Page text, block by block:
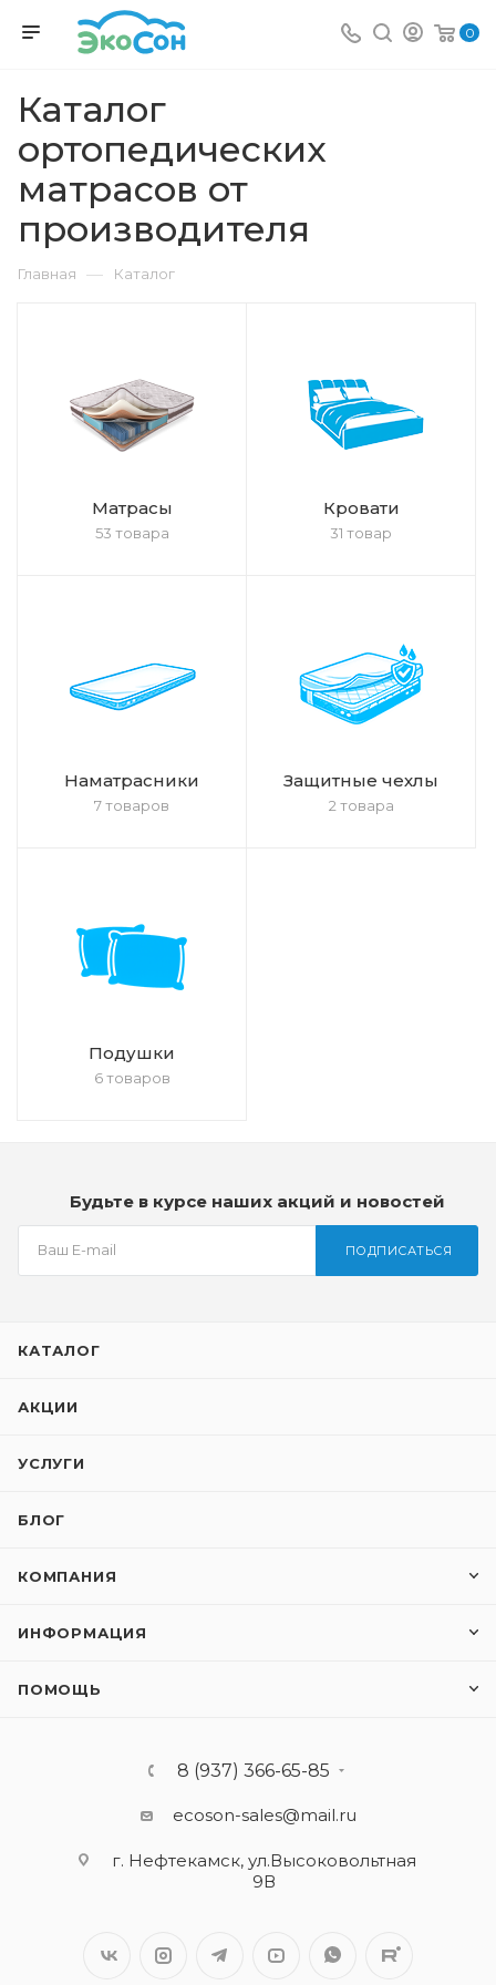
0
Каталог
ортопедических
матрасов от
производителя
Главная — Каталог
Матрасы
53 товара
Кровати
31 товар
Наматрасники
7 товаров
Защитные чехлы
2 товара
Подушки
6 товаров
Будьте в курсе наших акций и новостей
ПОДПИСАТЬСЯ
КАТАЛОГ
АКЦИИ
УСЛУГИ
БЛОГ
КОМПАНИЯ
ИНФОРМАЦИЯ
ПОМОЩЬ
8 (937) 366-65-85
ecoson-sales@mail.ru
г. Нефтекамск, ул.Высоковольтная
9В